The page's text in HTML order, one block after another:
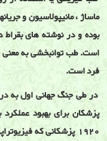
ماساژ ، مانيپولاسيون و
است. طب توانبخشی به
فرد است.
در طی جنگ جهانی اول به
پزشکان برای بهبود
1920 پزشکانی که